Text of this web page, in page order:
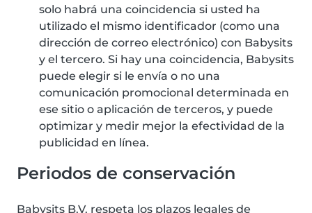
solo habrá una coincidencia si usted ha
utilizado el mismo identificador (como una
dirección de correo electrónico) con Babysits
y el tercero. Si hay una coincidencia, Babysits
puede elegir si le envía o no una
comunicación promocional determinada en
ese sitio o aplicación de terceros, y puede
optimizar y medir mejor la efectividad de la
publicidad en línea.
Periodos de conservación
Babysits B.V. respeta los plazos legales de